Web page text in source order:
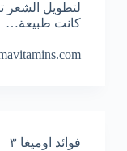
لتطويل الشعر
كانت طبيعة…
فوائد اوميغا ٣